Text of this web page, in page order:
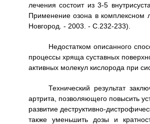
лечения состоит из 3-5
Применение озона в комплексном
Новгород. - 2003. - С.232-233).
Недостатком описанного
процессы хряща суставных
активных молекул кислорода при
Технический результат
артрита, позволяющего повысить
развитие деструктивно-
также уменьшить дозы и